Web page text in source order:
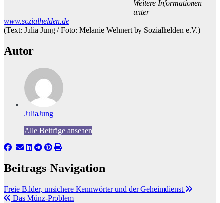
Weitere Informationen
unter
www.sozialhelden.de
(Text: Julia Jung / Foto: Melanie Wehnert by Sozialhelden e.V.)
Autor
JuliaJung
Alle Beiträge ansehen
Beitrags-Navigation
Freie Bilder, unsichere Kennwörter und der Geheimdienst
Das Münz-Problem